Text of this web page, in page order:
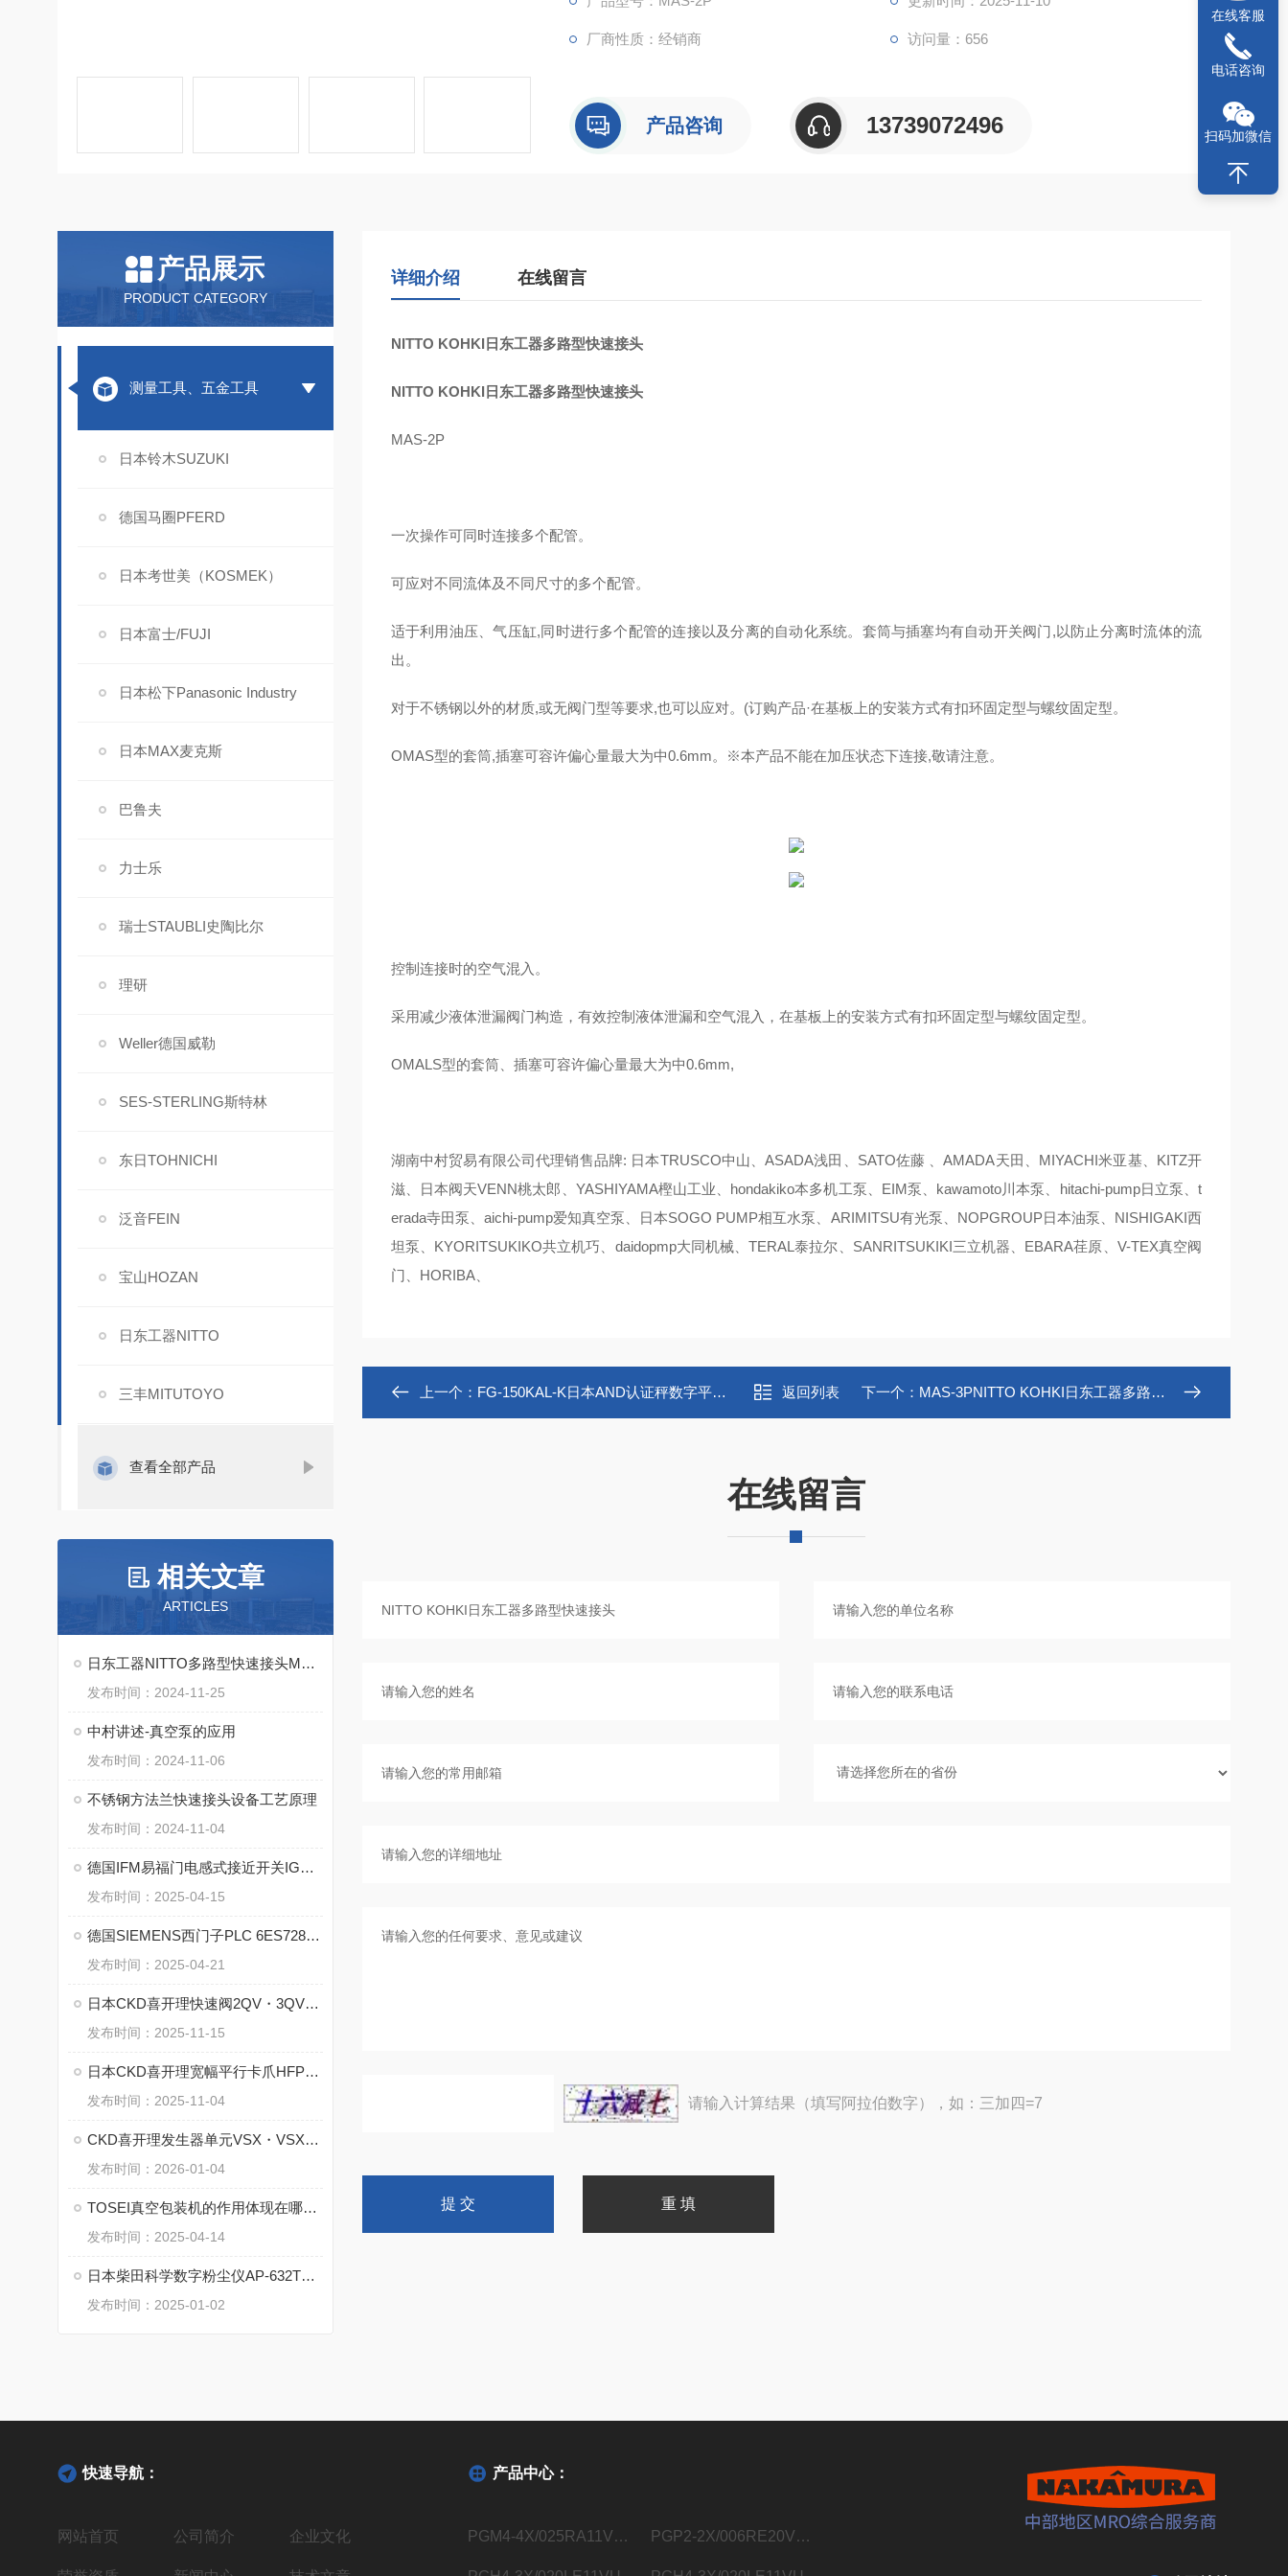
厂商性质：经销商 访问量：656
产品咨询 13739072496
产品展示
PRODUCT CATEGORY
测量工具、五金工具
日本铃木SUZUKI
德国马圈PFERD
日本考世美（KOSMEK）
日本富士/FUJI
日本松下Panasonic Industry
日本MAX麦克斯
巴鲁夫
力士乐
瑞士STAUBLI史陶比尔
理研
Weller德国威勒
SES-STERLING斯特林
东日TOHNICHI
泛音FEIN
宝山HOZAN
日东工器NITTO
三丰MITUTOYO
查看全部产品
相关文章
ARTICLES
日东工器NITTO多路型快速接头MAS MAT系列特点
发布时间：2024-11-25
中村讲述-真空泵的应用
发布时间：2024-11-06
不锈钢方法兰快速接头设备工艺原理
发布时间：2024-11-04
德国IFM易福门电感式接近开关IGS234的特点
发布时间：2025-04-15
德国SIEMENS西门子PLC 6ES7288-1ST60-0AA1 的特点
发布时间：2025-04-21
日本CKD喜开理快速阀2QV・3QV系列的优势
发布时间：2025-11-15
日本CKD喜开理宽幅平行卡爪HFP系列的核心
发布时间：2025-11-04
CKD喜开理发生器单元VSX・VSXM系列的工作原理
发布时间：2026-01-04
TOSEI真空包装机的作用体现在哪些方面？
发布时间：2025-04-14
日本柴田科学数字粉尘仪AP-632TL的工作原理
发布时间：2025-01-02
详细介绍 在线留言
NITTO KOHKI日东工器多路型快速接头
NITTO KOHKI日东工器多路型快速接头
MAS-2P
一次操作可同时连接多个配管。
可应对不同流体及不同尺寸的多个配管。
适于利用油压、气压缸,同时进行多个配管的连接以及分离的自动化系统。套筒与插塞均有自动开关阀门,以防止分离时流体的流
出。
对于不锈钢以外的材质,或无阀门型等要求,也可以应对。(订购产品·在基板上的安装方式有扣环固定型与螺纹固定型。
OMAS型的套筒,插塞可容许偏心量最大为中0.6mm。※本产品不能在加压状态下连接,敬请注意。
控制连接时的空气混入。
采用减少液体泄漏阀门构造，有效控制液体泄漏和空气混入，在基板上的安装方式有扣环固定型与螺纹固定型。
OMALS型的套筒、插塞可容许偏心量最大为中0.6mm,
湖南中村贸易有限公司代理销售品牌: 日本TRUSCO中山、ASADA浅田、SATO佐藤 、AMADA天田、MIYACHI米亚基、KITZ开
滋、日本阀天VENN桃太郎、YASHIYAMA樫山工业、hondakiko本多机工泵、EIM泵、kawamoto川本泵、hitachi-pump日立泵、t
erada寺田泵、aichi-pump爱知真空泵、日本SOGO PUMP相互水泵、ARIMITSU有光泵、NOPGROUP日本油泵、NISHIGAKI西
坦泵、KYORITSUKIKO共立机巧、daidopmp大同机械、TERAL泰拉尔、SANRITSUKIKI三立机器、EBARA荏原、V-TEX真空阀
门、HORIBA、
上一个： FG-150KAL-K日本AND认证秤数字平台秤 返回列表 下一个： MAS-3PNITTO KOHKI日东工器多路型快速接头
在线留言
请输入计算结果（填写阿拉伯数字），如：三加四=7
快速导航：
网站首页 公司简介 企业文化
产品中心：
PGM4-4X/025RA11VU2德国力士乐Rexroth内齿轮泵R901363096 PGP2-2X/006RE20VE4德国力士乐Rexroth内齿轮泵R900932129
在线客服
电话咨询
扫码加微信